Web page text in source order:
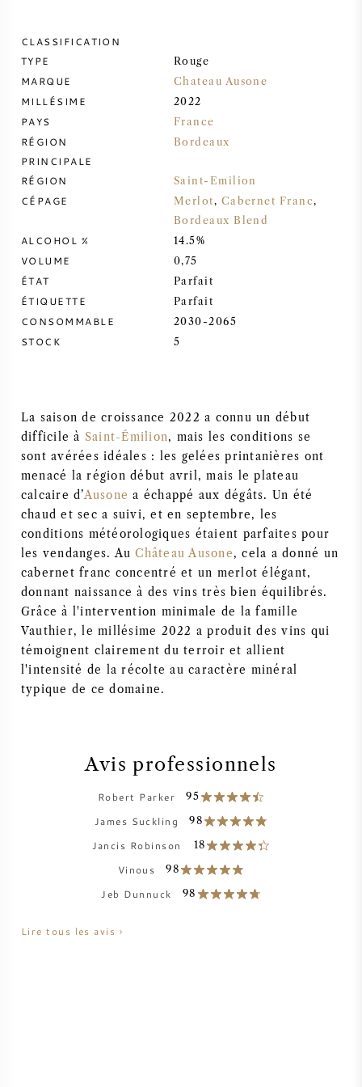
PORTO
CABERNET SAUVIGNON
CHARDONNAY
MERLOT
SAUVIGNON BLANC
RIESLING
CÉPAGES
VIN FRANÇAIS
VIN ITALIEN
VIN ESPAGNOL
VIN AUTRICHIEN
TOUT LES PAYS
CLASSIFICATION
TYPE
Rouge
MARQUE Chateau Ausone
MILLÉSIME 2022
PAYS France
RÉGION
PRINCIPALE
Bordeaux
RÉGION Saint-Emilion
CÉPAGE Merlot, Cabernet Franc,
Bordeaux Blend
ALCOHOL % 14.5%
VOLUME 0,75
ÉTAT Parfait
ÉTIQUETTE Parfait
CONSOMMABLE 2030-2065
STOCK 5
La saison de croissance 2022 a connu un début
difficile à Saint-Émilion, mais les conditions se
sont avérées idéales : les gelées printanières ont
menacé la région début avril, mais le plateau
calcaire d’Ausone a échappé aux dégâts. Un été
chaud et sec a suivi, et en septembre, les
conditions météorologiques étaient parfaites pour
les vendanges. AuChâteau Ausone, cela a donné un
cabernet franc concentré et un merlot élégant,
donnant naissance à des vins très bien équilibrés.
Grâce à l'intervention minimale de la famille
Vauthier, le millésime 2022 a produit des vins qui
témoignent clairement du terroir et allient
l'intensité de la récolte au caractère minéral
typique de ce domaine.
Avis professionnels
Robert Parker 95
James Suckling 98
Jancis Robinson 18
Vinous 98
Jeb Dunnuck 98
Lire tous les avis ›